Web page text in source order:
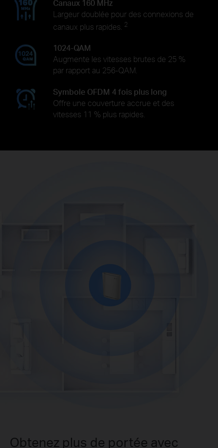
Canaux 160 MHz
Largeur doublée pour des connexions de
canaux plus rapides. 2
1024-QAM
Augmente les vitesses brutes de 25 %
par rapport au 256-QAM.
Symbole OFDM 4 fois plus long
Offre une couverture accrue et des
vitesses 11 % plus rapides.
Obtenez plus de portée avec